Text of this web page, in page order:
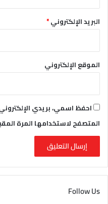
البريد الإلكتروني*
الموقع الإلكتروني
احفظ اسمي، بريدي
المتصفح لاستخدامها المرة
Follow Us